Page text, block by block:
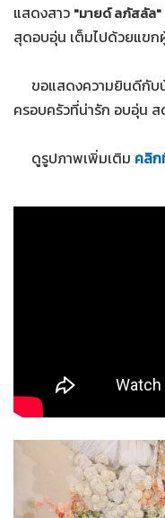
แสดงสาว "มายด์ ลภัสลัล"
สุดอบอุ่น เต็มไปด้วยแขก
ขอแสดงความยินดีกับน้
ครอบครัวที่น่ารัก อบอุ่น
ดูรูปภาพเพิ่มเติม คลิ